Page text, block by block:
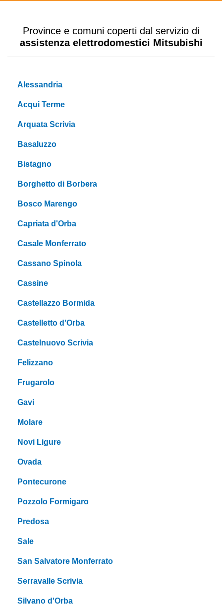
Province e comuni coperti dal servizio di
assistenza elettrodomestici Mitsubishi
Alessandria
Acqui Terme
Arquata Scrivia
Basaluzzo
Bistagno
Borghetto di Borbera
Bosco Marengo
Capriata d'Orba
Casale Monferrato
Cassano Spinola
Cassine
Castellazzo Bormida
Castelletto d'Orba
Castelnuovo Scrivia
Felizzano
Frugarolo
Gavi
Molare
Novi Ligure
Ovada
Pontecurone
Pozzolo Formigaro
Predosa
Sale
San Salvatore Monferrato
Serravalle Scrivia
Silvano d'Orba